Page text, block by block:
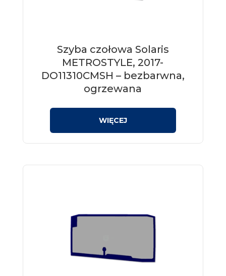
Szyba czołowa Solaris
METROSTYLE, 2017-
DO11310CMSH – bezbarwna,
ogrzewana